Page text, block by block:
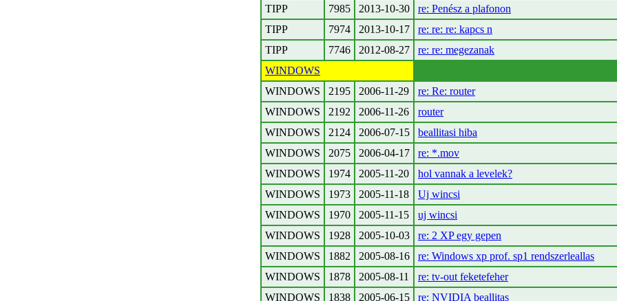
TIPP
7985 2013-10-30
re: Penész a plafonon
TIPP
7974 2013-10-17
re: re: re: kapcs n
TIPP
7746 2012-08-27
re: re: megezanak
WINDOWS
WINDOWS
2195 2006-11-29
re: Re: router
WINDOWS
2192 2006-11-26
router
WINDOWS
2124 2006-07-15
beallitasi hiba
WINDOWS
2075 2006-04-17
re: *.mov
WINDOWS
1974 2005-11-20
hol vannak a levelek?
WINDOWS
1973 2005-11-18
Uj wincsi
WINDOWS
1970 2005-11-15
uj wincsi
WINDOWS
1928 2005-10-03
re: 2 XP egy gepen
WINDOWS
1882 2005-08-16
re: Windows xp prof. sp1 rendszerleallas
WINDOWS
1878 2005-08-11
re: tv-out feketefeher
WINDOWS
1838 2005-06-15 re: NVIDIA beallitas